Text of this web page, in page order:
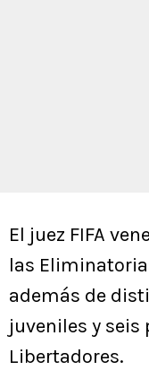
El juez FIFA
las
además de
juveniles y seis
Libertadores.